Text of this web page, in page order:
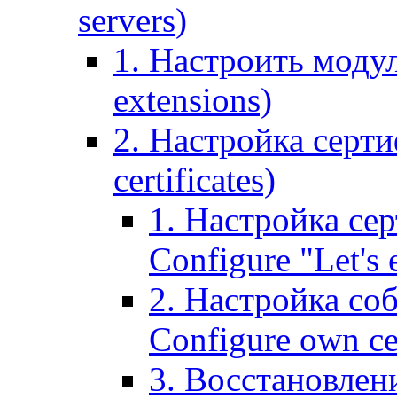
servers)
1. Настроить
extensions)
2. Настройка
certificates)
1. Настройка
Configure "Let's
2. Настройка
Configure own
3.